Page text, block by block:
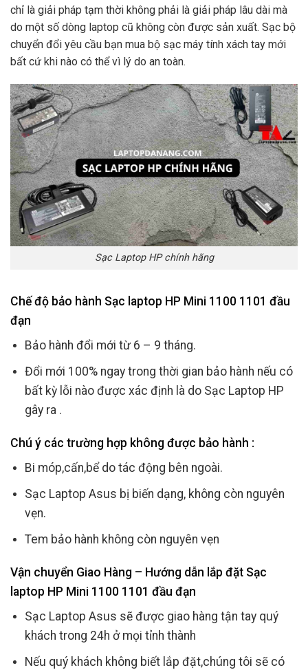
chỉ là giải pháp tạm thời không phải là giải pháp lâu dài mà
do một số dòng laptop cũ không còn được sản xuất. Sạc bộ
chuyển đổi yêu cầu bạn mua bộ sạc máy tính xách tay mới
bất cứ khi nào có thể vì lý do an toàn.
Sạc Laptop HP chính hãng
Chế độ bảo hành Sạc laptop HP Mini 1100 1101 đầu
đạn
Bảo hành đổi mới từ 6 – 9 tháng.
Đổi mới 100% ngay trong thời gian bảo hành nếu có
bất kỳ lỗi nào được xác định là do Sạc Laptop HP
gây ra .
Chú ý các trường hợp không được bảo hành :
Bi móp,cấn,bể do tác động bên ngoài.
Sạc Laptop Asus bị biến dạng, không còn nguyên
vẹn.
Tem bảo hành không còn nguyên vẹn
Vận chuyển Giao Hàng – Hướng dẫn lắp đặt Sạc
laptop HP Mini 1100 1101 đầu đạn
Sạc Laptop Asus sẽ được giao hàng tận tay quý
khách trong 24h ở mọi tỉnh thành
Nếu quý khách không biết lắp đặt,chúng tôi sẽ có